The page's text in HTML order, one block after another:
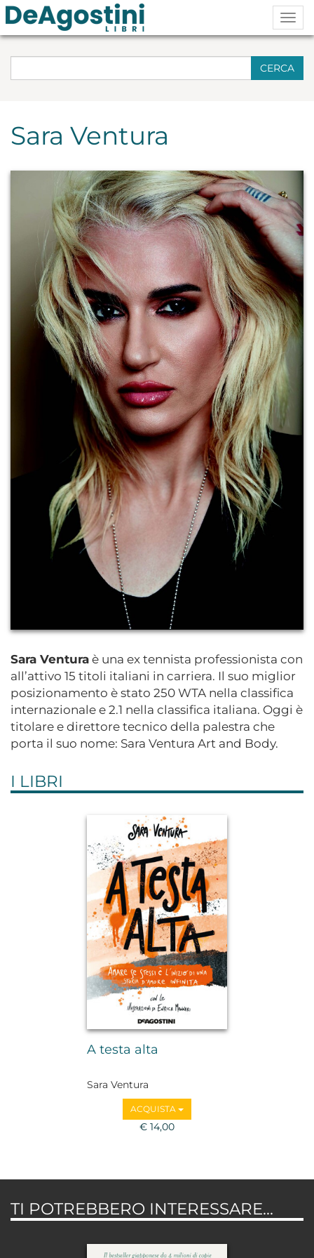
CERCA
Sara Ventura
Sara Ventura è una ex tennista professionista con
all’attivo 15 titoli italiani in carriera. Il suo miglior
posizionamento è stato 250 WTA nella classifica
internazionale e 2.1 nella classifica italiana. Oggi è
titolare e direttore tecnico della palestra che
porta il suo nome: Sara Ventura Art and Body.
I LIBRI
A testa alta
Sara Ventura
ACQUISTA
€ 14,00
TI POTREBBERO INTERESSARE...